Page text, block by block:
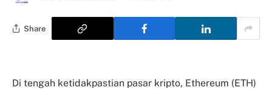
Share
Di tengah ketidakpastian pasar kripto, Ethereum (ETH)